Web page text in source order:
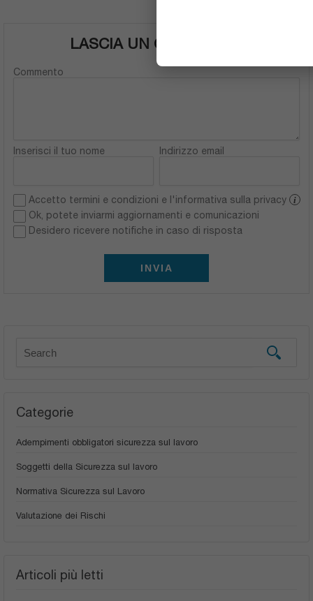
LASCIA UN COMMENTO
Commento
Inserisci il tuo nome Indirizzo email
Accetto termini e condizioni e l'informativa sulla privacy i
Ok, potete inviarmi aggiornamenti e comunicazioni
Desidero ricevere notifiche in caso di risposta
INVIA
Categorie
Adempimenti obbligatori sicurezza sul lavoro
Soggetti della Sicurezza sul lavoro
Normativa Sicurezza sul Lavoro
Valutazione dei Rischi
Articoli più letti